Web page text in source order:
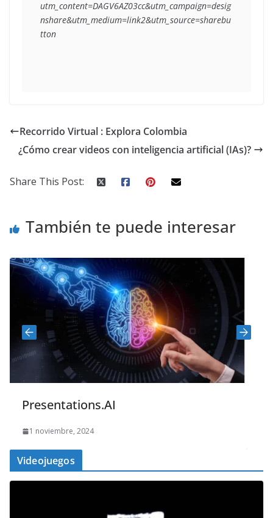
utm_content=DAGV6AZ03cc&utm_campaign=desig
nshare&utm_medium=link2&utm_source=sharebu
tton
Recorrido Virtual : Explora Colombia
¿Cómo crear videos con inteligencia artificial (IAs)?
Share This Post:
También te puede interesar
Presentations.AI
1 noviembre, 2024
Videojuegos